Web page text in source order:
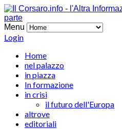
Menu
Login
Home
nel palazzo
in piazza
In formazione
in crisi
il futuro dell'Europa
altrove
editoriali